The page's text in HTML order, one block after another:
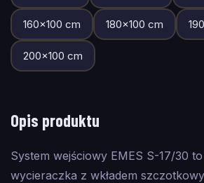
160×100 cm 180×100 cm 190
200×100 cm
Opis produktu
System wejściowy EMES S-17/30
wycieraczka z wkładem